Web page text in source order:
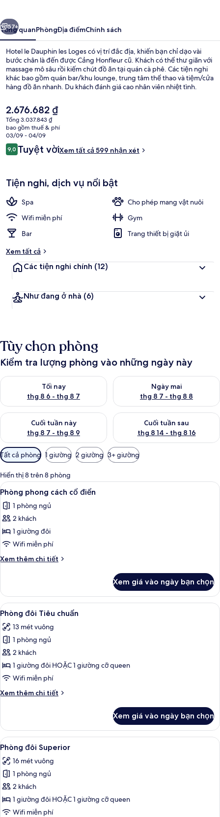
Loges
Tiếp
57+
Tổng quanPhòngĐịa điểmChính sách
Hotel le Dauphin les Loges có vị trí đắc địa, khiến bạn chỉ dạo vài
bước chân là đến được Cảng Honfleur cũ. Khách có thể thư giãn với
massage mô sâu rồi kiếm chút đồ ăn tại quán cà phê. Các tiện nghi
khác bao gồm quán bar/khu lounge, trung tâm thể thao và tiệm/cửa
hàng đồ ăn nhanh. Du khách đánh giá cao nhân viên nhiệt tình.
Giá
hiện
tại
là
2.676.682 ₫
2.676.682 ₫
Tổng 3.037.843 ₫
bao gồm thuế & phí
03/09 - 04/09
Nhận
xét
9,09,0 trên 10,
Tuyệt vờiXem tất cả 599 nhận xét
Tiện nghi, dịch vụ nổi bật
Spa
Cho phép mang vật nuôi
Wifi miễn phí
Gym
Bar
Trang thiết bị giặt ủi
Xem tất cả
Các tiện nghi chính (12)
Như đang ở nhà (6)
Tùy chọn phòng
Kiểm tra lượng phòng vào những ngày này
Tối nay
thg 8 6 - thg 8 7
Kiểm tra lượng phòng tối nay từ thg 8 6 - thg 8 7
Ngày mai
thg 8 7 - thg 8 8
Kiểm tra lượng phòng ngày
Cuối tuần này
thg 8 7 - thg 8 9
Kiểm tra lượng phòng cuối tuần này từ thg 8 7 - thg 8 9
Cuối tuần sau
thg 8 14 - thg 8 16
Kiểm tra lượng phòng cuối
Bộ
lọc
có
thể
dùng
để
lọc
tìm
phòng
Tất cả phòng 1 giường 2 giường 3+ giường
Hiển thị 8 trên 8 phòng
Xem
tất
cả
ảnh
Phòng
phong
cách
cổ
Phòng phong cách cổ điển | Phòng
4
Phòng phong cách cổ điển
1 phòng ngủ
2 khách
1 giường đôi
Wifi miễn phí
Xem thêm chi tiết
Chi
Phòng
phong
cách
điển
Xem giá vào ngày bạn chọn
Xem
tất
cả
ảnh
Phòng
đôi
Tiêu
Phòng đôi Tiêu chuẩn | Phòng
7
Phòng đôi Tiêu chuẩn
13 mét vuông
1 phòng ngủ
2 khách
1 giường đôi HOẶC 1 giường cỡ queen
Wifi miễn phí
Xem thêm chi tiết
Chi
Phòng
đôi
Tiêu
chuẩn
Xem giá vào ngày bạn chọn
Xem
tất
cả
ảnh
Phòng
đôi
Superior
Phòng đôi Superior | Phòng cách
5
Phòng đôi Superior
16 mét vuông
1 phòng ngủ
2 khách
1 giường đôi HOẶC 1 giường cỡ queen
Wifi miễn phí